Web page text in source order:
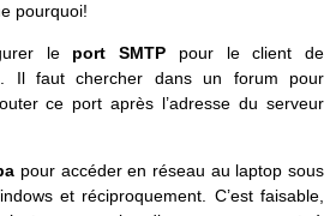
pourquoi!
le port SMTP pour le client de
Il faut chercher dans un forum pour
ce port après l’adresse du serveur
pour accéder en réseau au laptop sous
et réciproquement. C’est faisable,